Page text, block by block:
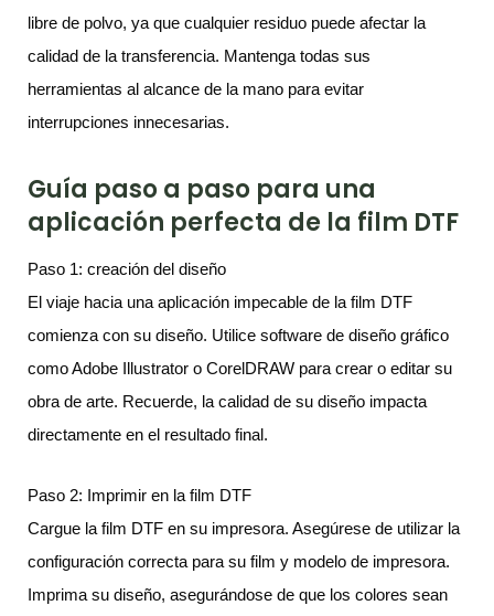
libre de polvo, ya que cualquier residuo puede afectar la
calidad de la transferencia. Mantenga todas sus
herramientas al alcance de la mano para evitar
interrupciones innecesarias.
Guía paso a paso para una
aplicación perfecta de la film DTF
Paso 1: creación del diseño
El viaje hacia una aplicación impecable de la film DTF
comienza con su diseño. Utilice software de diseño gráfico
como Adobe Illustrator o CorelDRAW para crear o editar su
obra de arte. Recuerde, la calidad de su diseño impacta
directamente en el resultado final.
Paso 2: Imprimir en la film DTF
Cargue la film DTF en su impresora. Asegúrese de utilizar la
configuración correcta para su film y modelo de impresora.
Imprima su diseño, asegurándose de que los colores sean